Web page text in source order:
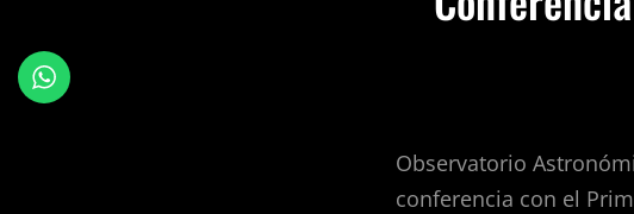
Observatorio
conferencia con el